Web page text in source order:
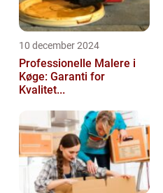
10 december 2024
Professionelle Malere i
Køge: Garanti for
Kvalitet...